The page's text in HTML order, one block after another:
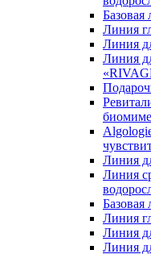
Линия
Линия
Линия
Линия
Линия
Линия
Линия
Линия